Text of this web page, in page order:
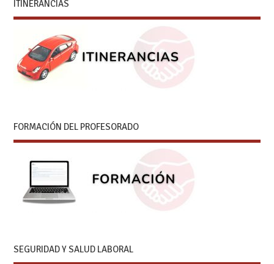
ITINERANCIAS
FORMACIÓN DEL PROFESORADO
SEGURIDAD Y SALUD LABORAL